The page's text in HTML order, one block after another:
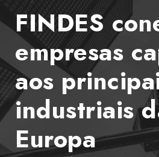
FINDES
empresas
aos
industriais
Europa